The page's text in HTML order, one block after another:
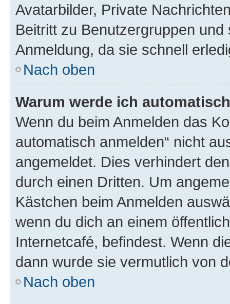
Avatarbilder, Private
Beitritt zu Benutzergruppen
Anmeldung, da sie schnell
Nach oben
Warum werde ich
Wenn du beim Anmelden das
automatisch anmelden“ nicht
angemeldet. Dies verhindert
durch einen Dritten. Um
Kästchen beim Anmelden
wenn du dich an einem
Internetcafé, befindest. Wenn
dann wurde sie vermutlich von
Nach oben